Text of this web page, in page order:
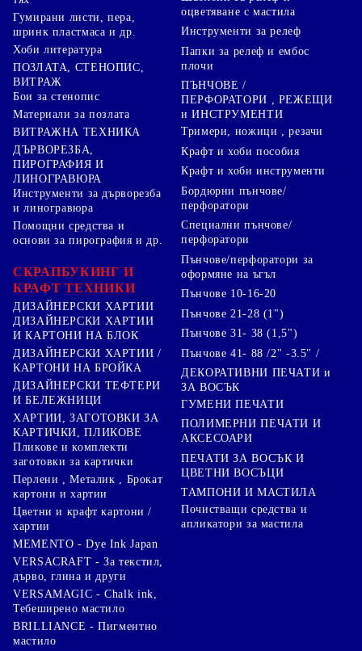
Гумирани листи, пера,
шринк пластмаса и др.
Хоби литература
ПОЗЛАТА, СТЕНОПИС,
ВИТРАЖ
Бои за стенопис
Материали за позлата
ВИТРАЖНА ТЕХНИКА
ДЪРВОРЕЗБА,
ПИРОГРАФИЯ И
ЛИНОГРАВЮРА
Инструменти за дърворезба
и линогравюра
Помощни средства и
основи за пирография и др.
СКРАПБУКИНГ И
КРАФТ ТЕХНИКИ
ДИЗАЙНЕРСКИ ХАРТИИ
ДИЗАЙНЕРСКИ ХАРТИИ
И КАРТОНИ НА БЛОК
ДИЗАЙНЕРСКИ ХАРТИИ /
КАРТОНИ НА БРОЙКА
ДИЗАЙНЕРСКИ ТЕФТЕРИ
И БЕЛЕЖНИЦИ
ХАРТИИ, ЗАГОТОВКИ ЗА
КАРТИЧКИ, ПЛИКОВЕ
Пликове и комплекти
заготовки за картички
Перлени , Металик , Брокат
картони и хартии
Цветни и крафт картони /
хартии
оцветяване с мастила
Инструменти за релеф
Папки за релеф и ембос
плочи
ПЪНЧОВЕ /
ПЕРФОРАТОРИ , РЕЖЕЩИ
и ИНСТРУМЕНТИ
Тримери, ножици , резачи
Крафт и хоби пособия
Крафт и хоби инструменти
Бордюрни пънчове/
перфоратори
Специални пънчове/
перфоратори
Пънчове/перфоратори за
оформяне на ъгъл
Пънчове 10-16-20
Пънчове 21-28 (1")
Пънчове 31- 38 (1,5")
Пънчове 41- 88 /2" -3.5" /
ДЕКОРАТИВНИ ПЕЧАТИ и
ЗА ВОСЪК
ГУМЕНИ ПЕЧАТИ
ПОЛИМЕРНИ ПЕЧАТИ И
АКСЕСОАРИ
ПЕЧАТИ ЗА ВОСЪК И
ЦВЕТНИ ВОСЪЦИ
ТАМПОНИ И МАСТИЛА
Почистващи средства и
апликатори за мастила
MEMENTO - Dye Ink Japan
VERSACRAFT - За текстил,
дърво, глина и други
VERSAMAGIC - Chalk ink,
Тебеширено мастило
BRILLIANCE - Пигментно
мастило